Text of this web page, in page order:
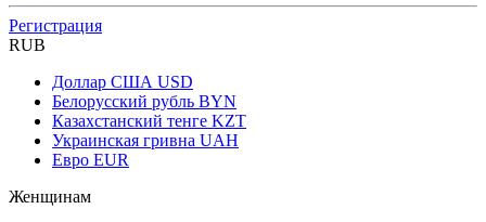
Регистрация
RUB
Доллар США USD
Белорусский рубль BYN
Казахстанский тенге KZT
Украинская гривна UAH
Евро EUR
Женщинам